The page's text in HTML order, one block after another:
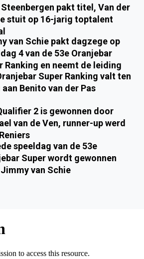
pakt titel, Van der
stuit op 16-jarig toptalent
van Schie pakt dagzege op
4 van de 53e Oranjebar
Ranking en neemt de leiding
Super Ranking valt ten
Benito van der Pas
2 is gewonnen door
van de Ven, runner-up werd
speeldag van de 53e
Super wordt gewonnen
van Schie